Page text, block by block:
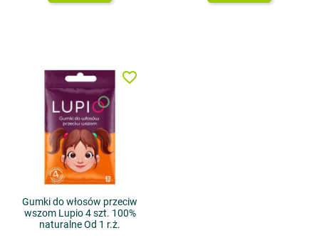
Gumki do włosów przeciw
wszom Lupio 4 szt. 100%
naturalne Od 1 r.ż.
favorite_border